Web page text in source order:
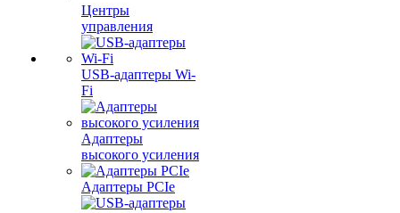
Центры
управления
USB-адаптеры Wi-
Fi
Адаптеры
высокого усиления
Адаптеры PCIe